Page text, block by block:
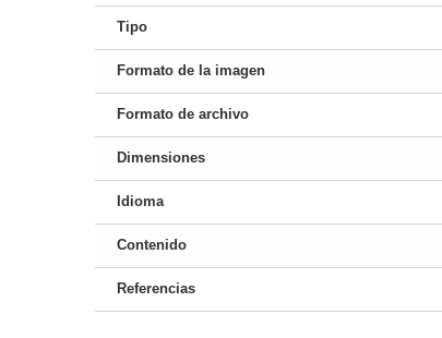
Tipo
Formato de la imagen
Formato de archivo
Dimensiones
Idioma
Contenido
Referencias